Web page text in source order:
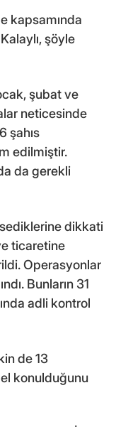
kapsamında
şöyle
şubat ve
neticesinde
şahıs
edilmiştir.
da gerekli
dikkati
ticaretine
Operasyonlar
Bunların 31
adli kontrol
de 13
el konulduğunu